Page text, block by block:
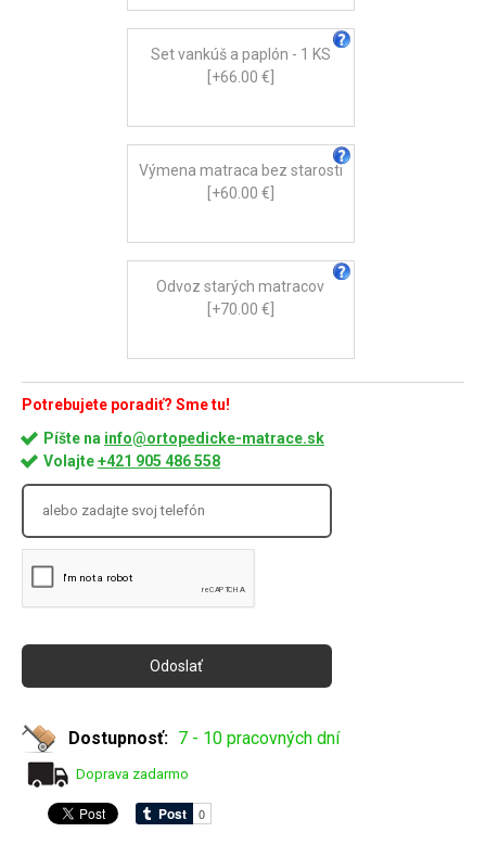
Set vankúš a paplón - 1 KS
[+66.00 €]
Výmena matraca bez starosti
[+60.00 €]
Odvoz starých matracov
[+70.00 €]
Potrebujete poradiť? Sme tu!
Píšte na info@ortopedicke-matrace.sk
Volajte+421 905 486 558
Dostupnosť: 7 - 10 pracovných dní
Doprava zadarmo